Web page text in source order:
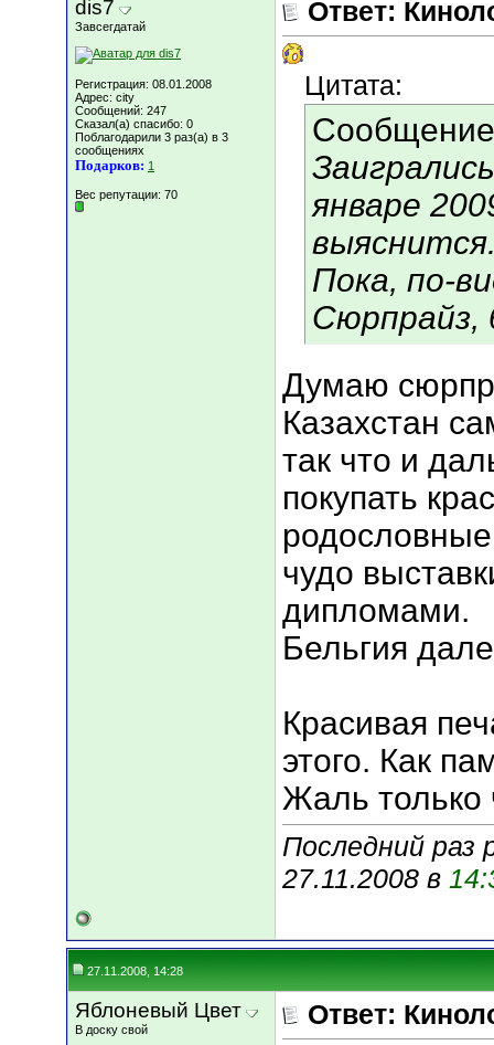
dis7
Завсегдатай
Регистрация: 08.01.2008
Адрес: city
Сообщений: 247
Сказал(а) спасибо: 0
Поблагодарили 3 раз(а) в 3
сообщениях
Подарков: 1
Вес репутации: 70
Ответ:
Цитата:
январе
Пока, по-
Сюрпрайз,
Думаю
Казахстан
так что и
покупать
чудо
дипломами.
Бельгия
Красивая
этого. Как
Жаль только
Последний раз
27.11.2008 в
27.11.2008, 14:28
Яблоневый Цвет
В доску свой Ответ: